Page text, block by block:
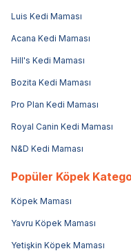
Luis Kedi Maması
Acana Kedi Maması
Hill's Kedi Maması
Bozita Kedi Maması
Pro Plan Kedi Maması
Royal Canin Kedi Maması
N&D Kedi Maması
Popüler Köpek
Köpek Maması
Yavru Köpek Maması
Yetişkin Köpek Maması